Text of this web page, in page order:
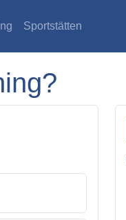
Sportstätten